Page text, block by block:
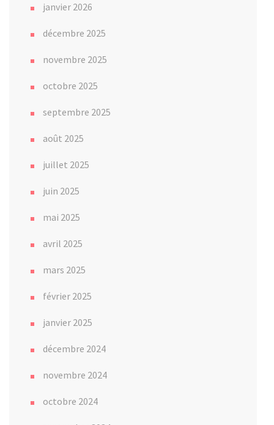
janvier 2026
décembre 2025
novembre 2025
octobre 2025
septembre 2025
août 2025
juillet 2025
juin 2025
mai 2025
avril 2025
mars 2025
février 2025
janvier 2025
décembre 2024
novembre 2024
octobre 2024